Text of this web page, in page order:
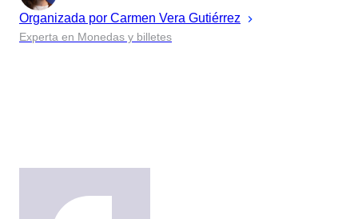
Organizada por Carmen Vera Gutiérrez
Experta en Monedas y billetes